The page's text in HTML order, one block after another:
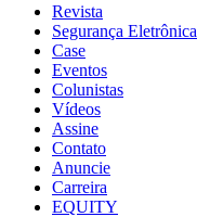
Revista
Segurança Eletrônica
Case
Eventos
Colunistas
Vídeos
Assine
Contato
Anuncie
Carreira
EQUITY